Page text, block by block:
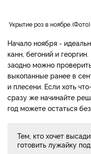
Укрытие роз в ноябре. Фото
Начало ноября ‑
канн, бегоний и
заодно можно
выкопанные ранее в
и плесени. Если хоть
сразу же начинайте
год можете остаться
Тем, кто хочет
готовить лужайку